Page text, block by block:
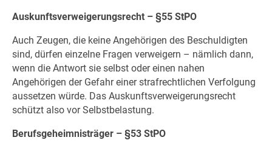
Auskunftsverweigerungsrecht – §55 StPO
Auch Zeugen, die keine Angehörigen des Beschuldigten
sind, dürfen einzelne Fragen verweigern – nämlich dann,
wenn die Antwort sie selbst oder einen nahen
Angehörigen der Gefahr einer strafrechtlichen Verfolgung
aussetzen würde. Das Auskunftsverweigerungsrecht
schützt also vor Selbstbelastung.
Berufsgeheimnisträger – §53 StPO